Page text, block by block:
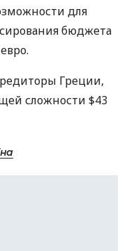
для
бюджета
Греции,
сложности $43